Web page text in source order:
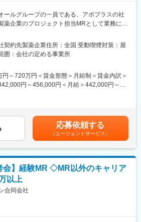
ス：
アップはもちろん、キャリアチャレンジ制度
人事・リクルートスタッフ・研修スタッフへ
が整っています。実際にこちらの制度を活用
課題解決するための医薬品情報を提供、副作
ていただきます。
品のプロモーション
2年程度担当します。
ージャー、スーパーバイザー(SV)より、日々の
ーを受けられる環境です。全国にSVを配置
ができる体制をとっています。
定める業務
ールグループの一員である、アポプラスの社
薬企業のプロジェクト担当MRとして業務に従
の資質向上とありたい姿の実現を」という方
グラムの充実やMRのフォロー体制に力を入れ
知識を身に着けていただき、基盤が整った後
にチャレンジできます。本プログラムでは集
ど）のほか、学会聴講、専門医とのロープレ
己学習だけでは身に着けることが難しい深い
とが可能です。また、取得した知識が発揮で
配属できるよう、全社でバックアップしてい
約メーカー数：同業他社と比較しても、多く
あり、様々なご経験を活かしていただくこと
60代までの幅広い年代のMRの方が活躍され
契約先製薬企業住所：全国 受動喫煙対策：屋
囲：会社の定める事業所
円～720万円＜賃金形態＞月給制＜賃金内訳＞
円～456,000円＜月給＞442,000円～
により決定します。昇給：年1回【年収例】手
円／ＭＲ（33歳）入社1年目賃金はあくまでも
選考を通じて上下する可能性があります。月
含めた表記です。
応募依頼する
（エージェントサービス）
会】経験MR ◇MR以外のキャリア
以上
合同会社